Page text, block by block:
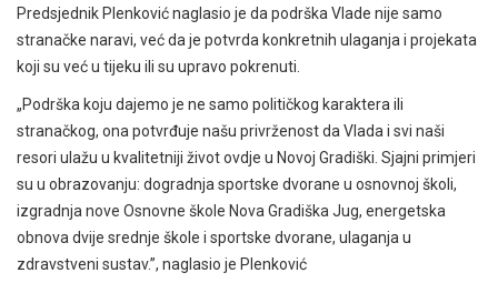
Predsjednik Plenković naglasio je da podrška Vlade nije samo
stranačke naravi, već da je potvrda konkretnih ulaganja i projekata
koji su već u tijeku ili su upravo pokrenuti.
„Podrška koju dajemo je ne samo političkog karaktera ili
stranačkog, ona potvrđuje našu privrženost da Vlada i svi naši
resori ulažu u kvalitetniji život ovdje u Novoj Gradiški. Sjajni primjeri
su u obrazovanju: dogradnja sportske dvorane u osnovnoj školi,
izgradnja nove Osnovne škole Nova Gradiška Jug, energetska
obnova dvije srednje škole i sportske dvorane, ulaganja u
zdravstveni sustav.”, naglasio je Plenković